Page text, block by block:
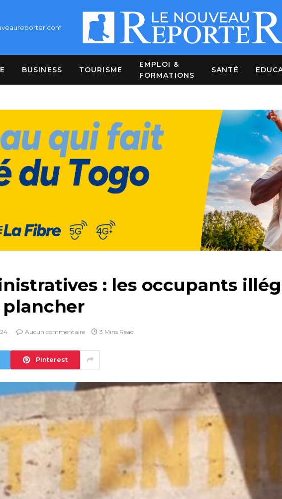
BUSINESS TOURISME
EMPLOI &
FORMATIONS
SANTÉ
: les occupants
plancher
Aucun commentaire 3 Mins Read
Pinterest